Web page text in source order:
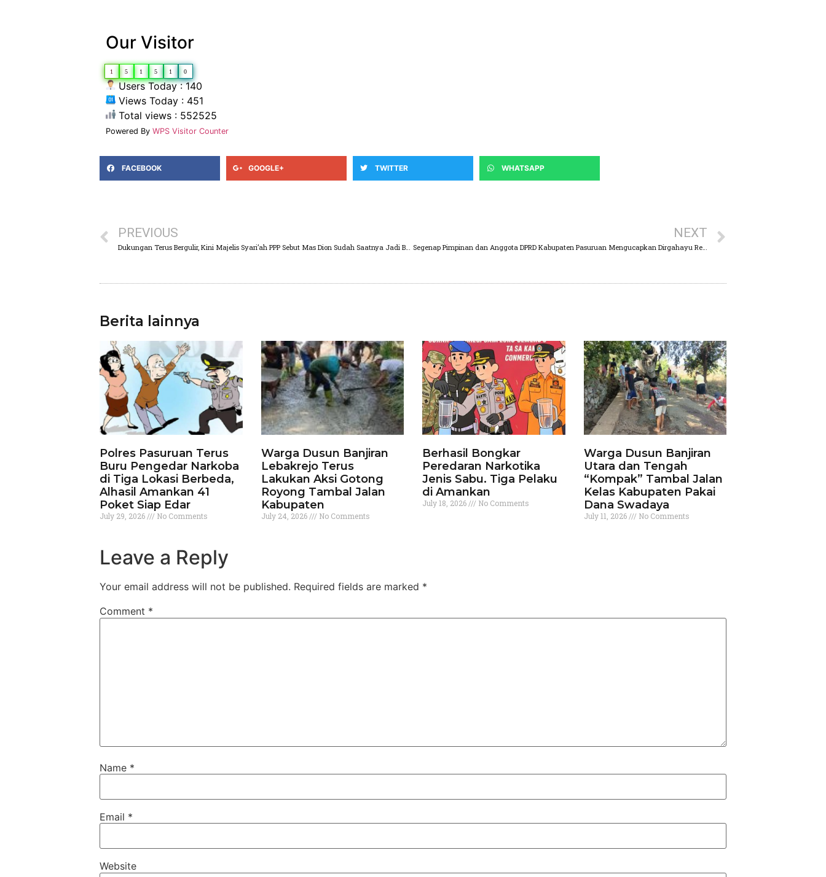
Our Visitor
1 5 1 5 1 0
Users Today : 140
Views Today : 451
Total views : 552525
Powered By WPS Visitor Counter
FACEBOOK GOOGLE+ TWITTER WHATSAPP
PREVIOUS NEXT
Segenap Pimpinan dan Anggota DPRD Kabupaten Pasuruan Mengucapkan Dirgahayu Republik Indonesia Yang Ke 78
Berita lainnya
Polres Pasuruan Terus
Buru Pengedar Narkoba
di Tiga Lokasi Berbeda,
Alhasil Amankan 41
Poket Siap Edar
July 29, 2026 No Comments
Warga Dusun Banjiran
Lebakrejo Terus
Lakukan Aksi Gotong
Royong Tambal Jalan
Kabupaten
July 24, 2026 No Comments
Berhasil Bongkar
Peredaran Narkotika
Jenis Sabu. Tiga Pelaku
di Amankan
July 18, 2026 No Comments
Warga Dusun Banjiran
Utara dan Tengah
“Kompak” Tambal Jalan
Kelas Kabupaten Pakai
Dana Swadaya
July 11, 2026 No Comments
Leave a Reply
Your email address will not be published. Required fields are marked *
Comment *
Name *
Email *
Website